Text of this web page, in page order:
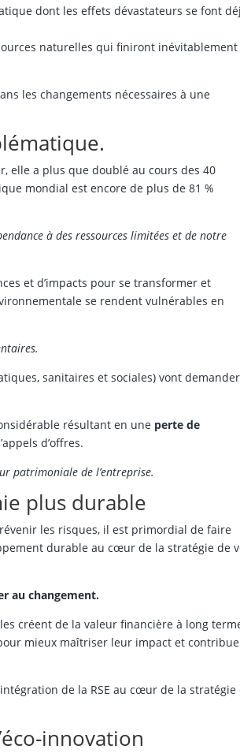
dont les effets dévastateurs se font
naturelles qui finiront inévitablement
les changements nécessaires à une
elle a plus que doublé au cours des 40
mondial est encore de plus de 81 %
à des ressources limitées et de notre
et d’impacts pour se transformer et
se rendent vulnérables en
sanitaires et sociales) vont
résultant en une perte de
d’offres.
patrimoniale de l’entreprise.
plus durable
les risques, il est primordial de faire
durable au cœur de la stratégie de
au changement.
créent de la valeur financière à long
mieux maîtriser leur impact et
de la RSE au cœur de la stratégie
innovation